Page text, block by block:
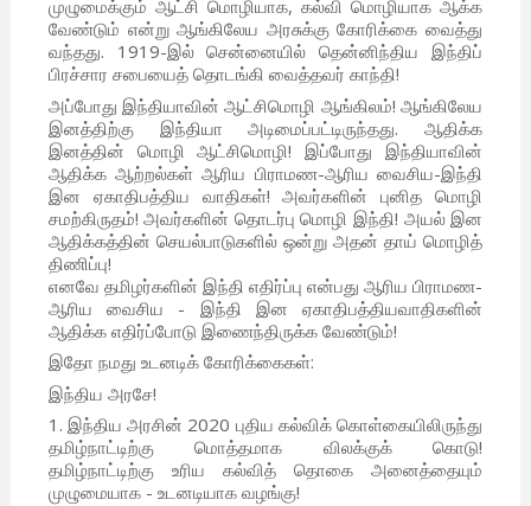
முழுமைக்கும் ஆட்சி மொழியாக, கல்வி மொழியாக ஆக்க
வேண்டும் என்று ஆங்கிலேய அரசுக்கு கோரிக்கை வைத்து
வந்தது. 1919-இல் சென்னையில் தென்னிந்திய இந்திப்
பிரச்சார சபையைத் தொடங்கி வைத்தவர் காந்தி!
அப்போது இந்தியாவின் ஆட்சிமொழி ஆங்கிலம்! ஆங்கிலேய
இனத்திற்கு இந்தியா அடிமைப்பட்டிருந்தது. ஆதிக்க
இனத்தின் மொழி ஆட்சிமொழி! இப்போது இந்தியாவின்
ஆதிக்க ஆற்றல்கள் ஆரிய பிராமண-ஆரிய வைசிய-இந்தி
இன ஏகாதிபத்திய வாதிகள்! அவர்களின் புனித மொழி
சமற்கிருதம்! அவர்களின் தொடர்பு மொழி இந்தி! அயல் இன
ஆதிக்கத்தின் செயல்பாடுகளில் ஒன்று அதன் தாய் மொழித்
திணிப்பு!
எனவே தமிழர்களின் இந்தி எதிர்ப்பு என்பது ஆரிய பிராமண-
ஆரிய வைசிய - இந்தி இன ஏகாதிபத்தியவாதிகளின்
ஆதிக்க எதிர்ப்போடு இணைந்திருக்க வேண்டும்!
இதோ நமது உடனடிக் கோரிக்கைகள்:
இந்திய அரசே!
1. இந்திய அரசின் 2020 புதிய கல்விக் கொள்கையிலிருந்து
தமிழ்நாட்டிற்கு மொத்தமாக விலக்குக் கொடு!
தமிழ்நாட்டிற்கு உரிய கல்வித் தொகை அனைத்தையும்
முழுமையாக - உடனடியாக வழங்கு!